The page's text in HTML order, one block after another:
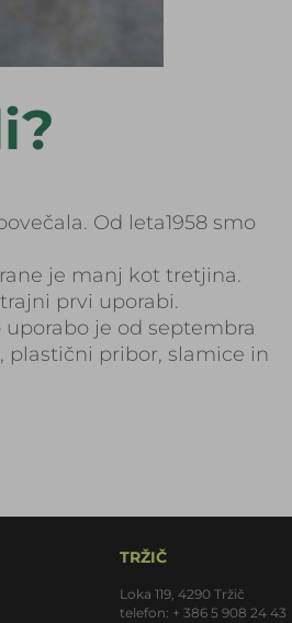
Od leta1958 smo
je manj kot tretjina.
prvi uporabi.
je od septembra
plastični pribor, slamice in
TRŽIČ
Loka 119, 4290 Tržič
telefon: + 386 5 908 24 43